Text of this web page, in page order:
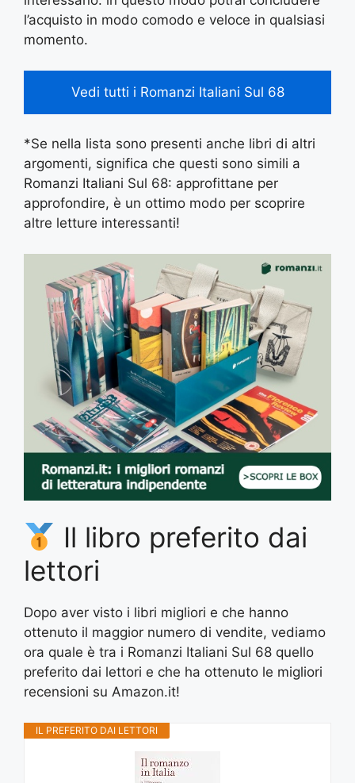
l’acquisto in modo comodo e veloce in qualsiasi
momento.
Vedi tutti i Romanzi Italiani Sul 68
*Se nella lista sono presenti anche libri di altri
argomenti, significa che questi sono simili a
Romanzi Italiani Sul 68: approfittane per
approfondire, è un ottimo modo per scoprire
altre letture interessanti!
Il libro preferito dai
lettori
Dopo aver visto i libri migliori e che hanno
ottenuto il maggior numero di vendite, vediamo
ora quale è tra i Romanzi Italiani Sul 68 quello
preferito dai lettori e che ha ottenuto le migliori
recensioni su Amazon.it!
IL PREFERITO DAI LETTORI